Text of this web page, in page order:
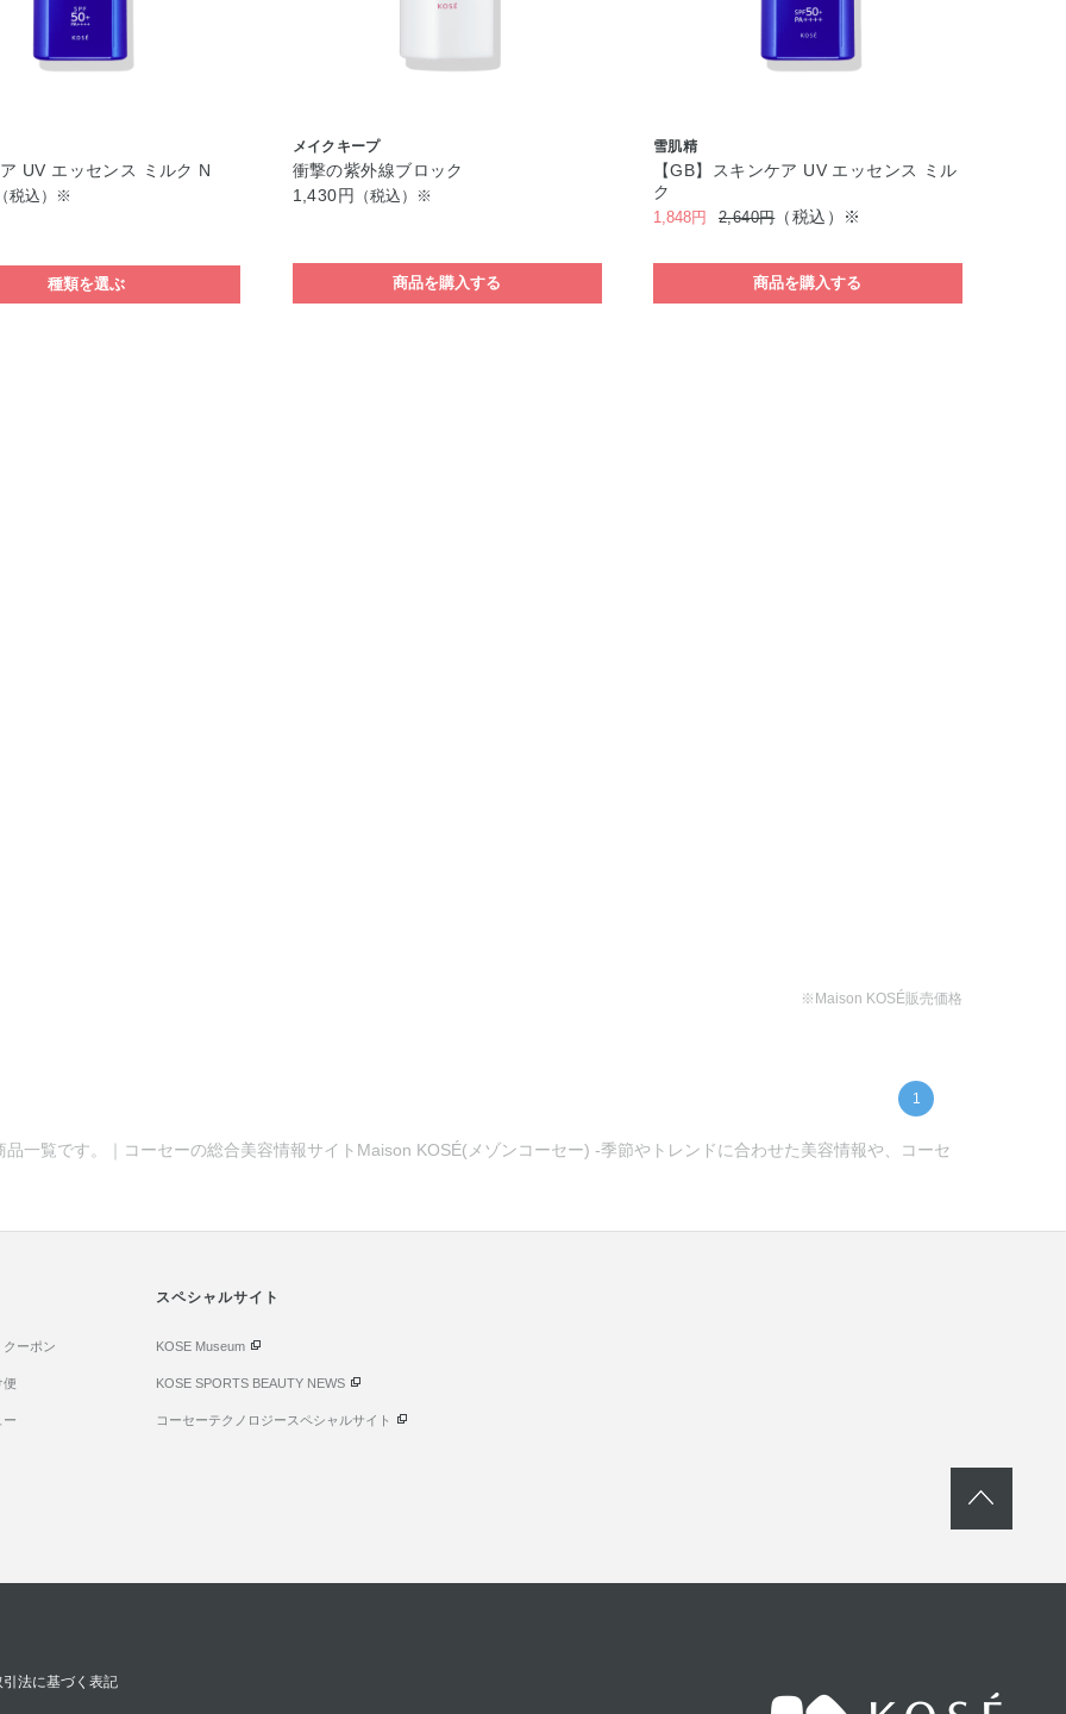
UV エッセンス ミルク N
税込）※
種類を選ぶ
メイクキープ
衝撃の紫外線ブロック
1,430円
（税込）※
商品を購入する
雪肌精
【GB】スキンケア UV エッセンス ミル
ク
1,848円 2,640円（税込）※
商品を購入する
※Maison KOSÉ販売価格
1
一覧です。｜コーセーの総合美容情報サイトMaison KOSÉ(メゾンコーセー) -季節やトレンドに合わせた美容情報や、コーセ
クーポン
便
ー
スペシャルサイト
KOSE Museum
KOSE SPORTS BEAUTY NEWS
コーセーテクノロジースペシャルサイト
引法に基づく表記